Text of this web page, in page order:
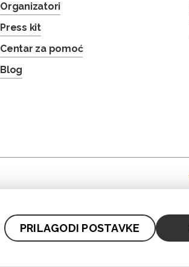
PRILAGODI POSTAVKE
Organizatori
Press kit
Centar za pomoć
Blog